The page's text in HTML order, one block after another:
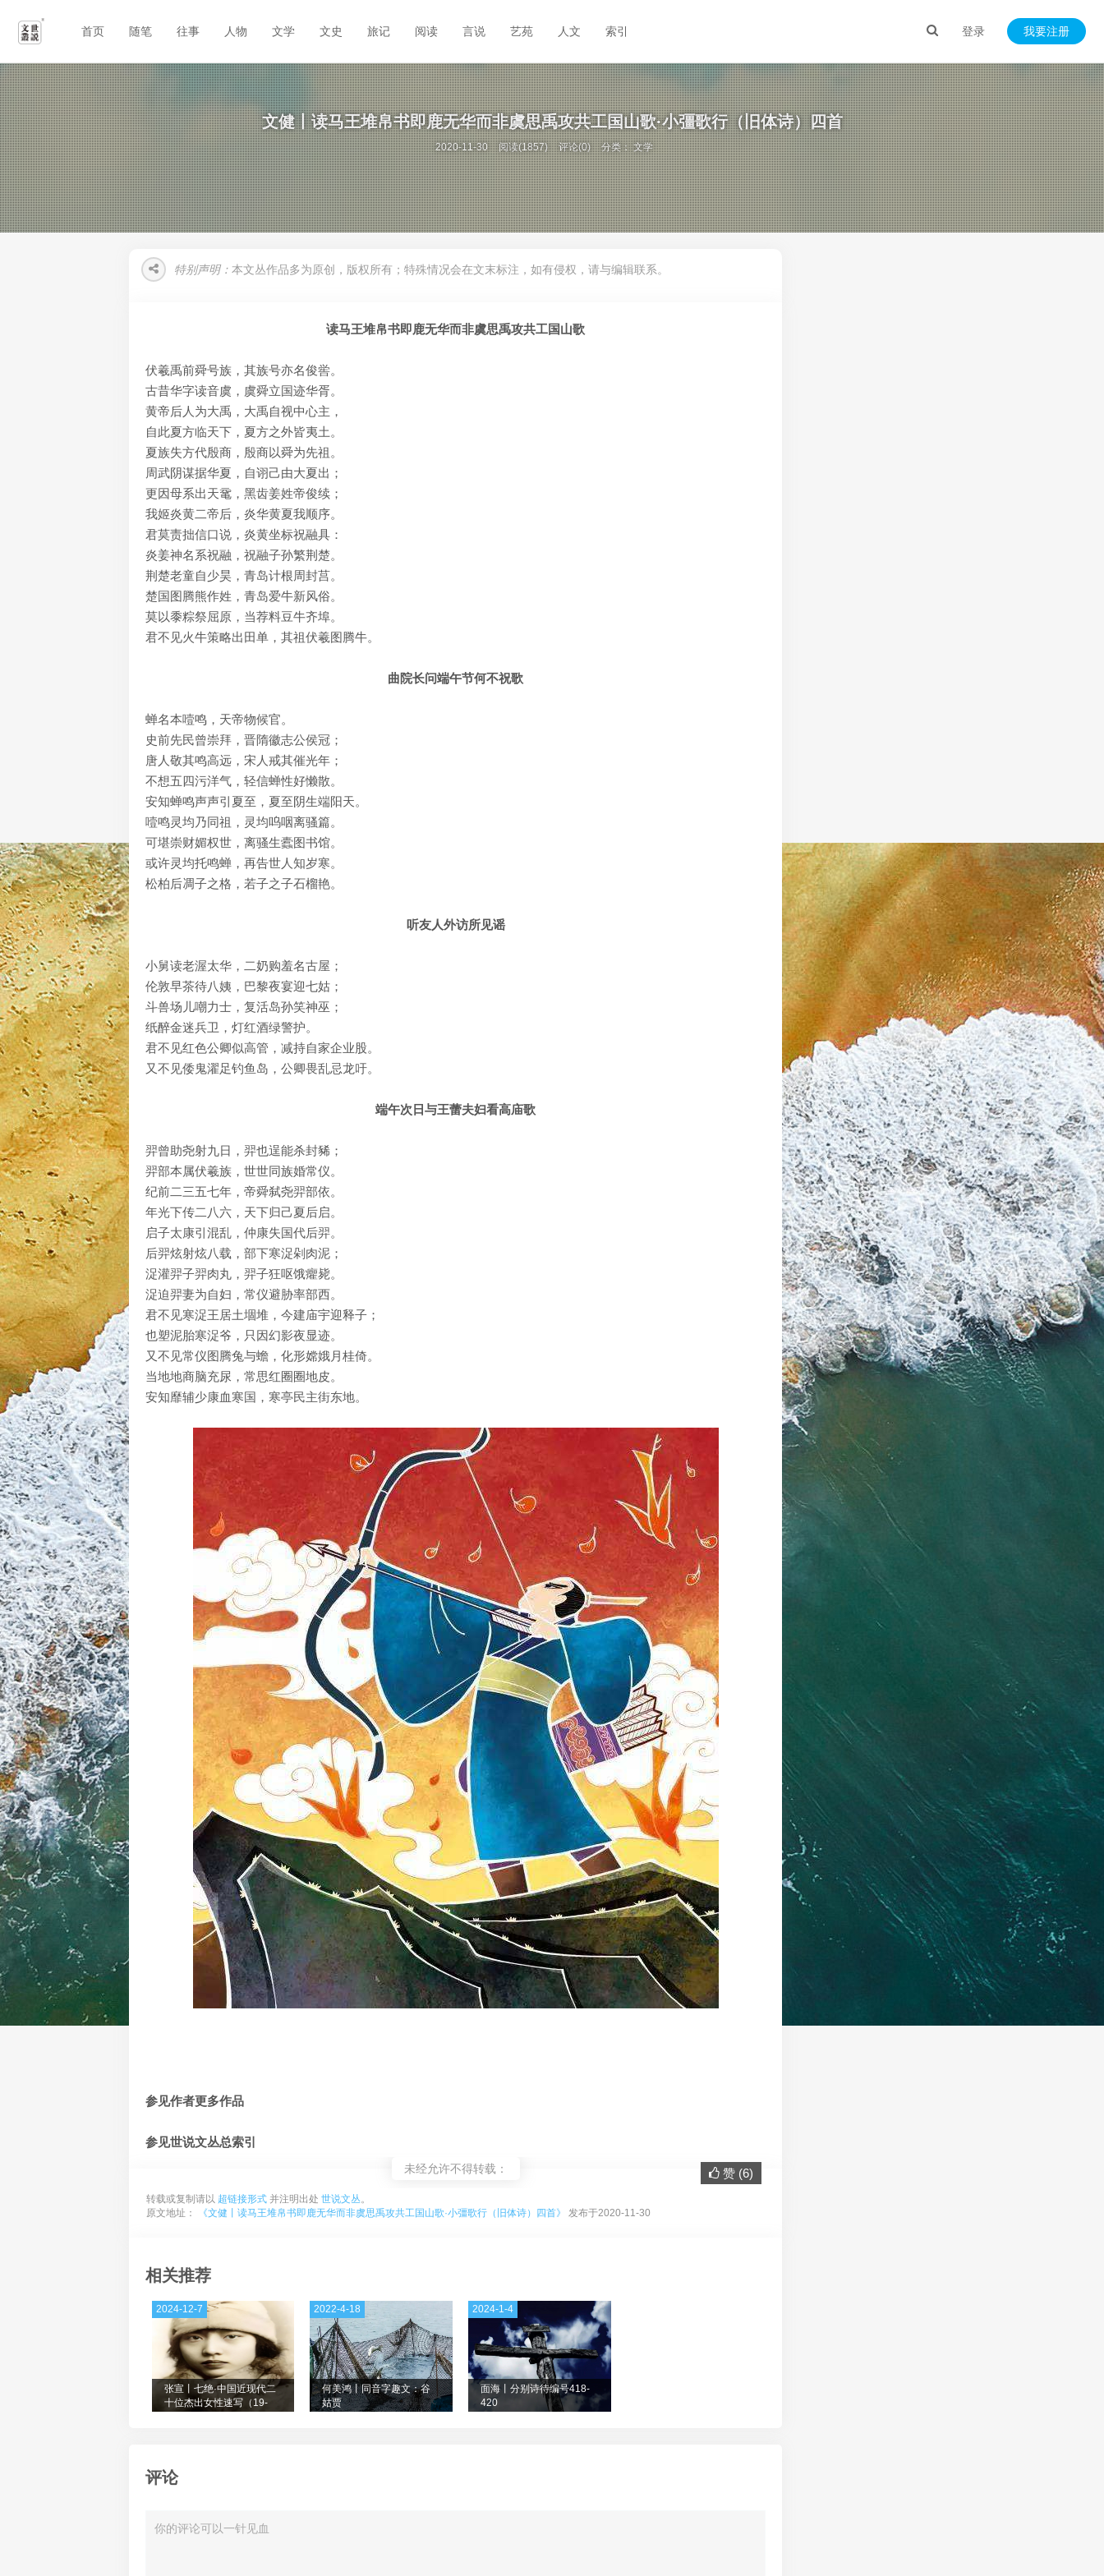
登录 我要注册
首页 随笔 往事 人物 文学 文史 旅记 阅读 言说 艺苑 人文 索引
文健丨读马王堆帛书即鹿无华而非虞思禹攻共工国山歌·小彊歌行（旧体诗）四首
2020-11-30 阅读(1857) 评论(0) 分类：文学
特别声明： 本文丛作品多为原创，版权所有；特殊情况会在文末标注，如有侵权，请与编辑联系。
读马王堆帛书即鹿无华而非虞思禹攻共工国山歌
伏羲禹前舜号族，其族号亦名俊喾。
古昔华字读音虞，虞舜立国迹华胥。
黄帝后人为大禹，大禹自视中心主，
自此夏方临天下，夏方之外皆夷土。
夏族失方代殷商，殷商以舜为先祖。
周武阴谋据华夏，自诩己由大夏出；
更因母系出天鼋，黑齿姜姓帝俊续；
我姬炎黄二帝后，炎华黄夏我顺序。
君莫责拙信口说，炎黄坐标祝融具：
炎姜神名系祝融，祝融子孙繁荆楚。
荆楚老童自少昊，青岛计根周封莒。
楚国图腾熊作姓，青岛爱牛新风俗。
莫以黍粽祭屈原，当荐料豆牛齐埠。
君不见火牛策略出田单，其祖伏羲图腾牛。
曲院长问端午节何不祝歌
蝉名本噎鸣，天帝物候官。
史前先民曾崇拜，晋隋徽志公侯冠；
唐人敬其鸣高远，宋人戒其催光年；
不想五四污洋气，轻信蝉性好懒散。
安知蝉鸣声声引夏至，夏至阴生端阳天。
噎鸣灵均乃同祖，灵均呜咽离骚篇。
可堪崇财媚权世，离骚生蠹图书馆。
或许灵均托鸣蝉，再告世人知岁寒。
松柏后凋子之格，若子之子石榴艳。
听友人外访所见谣
小舅读老渥太华，二奶购羞名古屋；
伦敦早茶待八姨，巴黎夜宴迎七姑；
斗兽场儿嘲力士，复活岛孙笑神巫；
纸醉金迷兵卫，灯红酒绿警护。
君不见红色公卿似高管，减持自家企业股。
又不见倭鬼濯足钓鱼岛，公卿畏乱忌龙吁。
端午次日与王蕾夫妇看高庙歌
羿曾助尧射九日，羿也逞能杀封豨；
羿部本属伏羲族，世世同族婚常仪。
纪前二三五七年，帝舜弑尧羿部依。
年光下传二八六，天下归己夏后启。
启子太康引混乱，仲康失国代后羿。
后羿炫射炫八载，部下寒浞剁肉泥；
浞灌羿子羿肉丸，羿子狂呕饿癯毙。
浞迫羿妻为自妇，常仪避胁率部西。
君不见寒浞王居土堌堆，今建庙宇迎释子；
也塑泥胎寒浞爷，只因幻影夜显迹。
又不见常仪图腾兔与蟾，化形嫦娥月桂倚。
当地地商脑充尿，常思红圈圈地皮。
安知靡辅少康血寒国，寒亭民主街东地。
参见作者更多作品
参见世说文丛总索引
赞 (6)
未经允许不得转载：
转载或复制请以 超链接形式 并注明出处 世说文丛。
原文地址：
《文健丨读马王堆帛书即鹿无华而非虞思禹攻共工国山歌·小彊歌行（旧体诗）四首》 发布于2020-11-30
相关推荐
张宣丨七绝·中国近现代二
十位杰出女性速写（19-
2024-12-7
何美鸿丨同音字趣文：谷
姑贾
2022-4-18
面海丨分别诗待编号418-
420
2024-1-4
评论